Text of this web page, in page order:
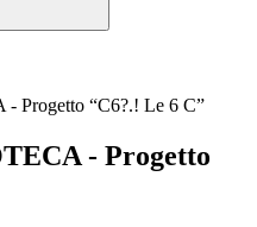
Progetto “C6?.! Le 6 C”
- Progetto